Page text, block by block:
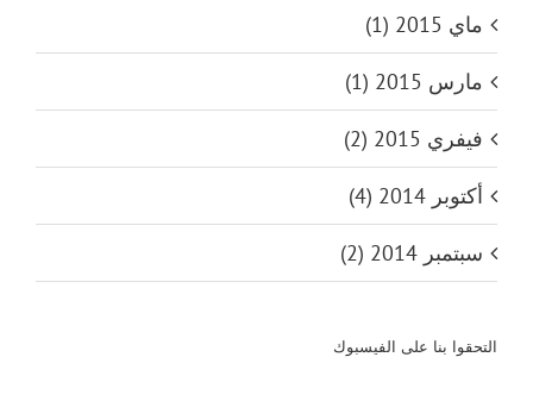
ماي 2015 (1)
مارس 2015 (1)
فيفري 2015 (2)
أكتوبر 2014 (4)
سبتمبر 2014 (2)
التحقوا بنا على الفيسبوك